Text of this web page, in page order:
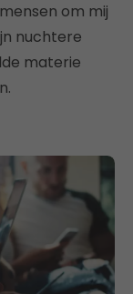
om mij
nuchtere
materie